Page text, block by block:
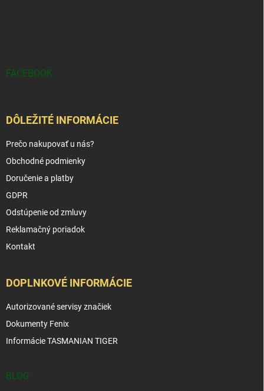
FACEBOOK
DÔLEŽITÉ INFORMÁCIE
Prečo nakupovať u nás?
Obchodné podmienky
Doručenie a platby
GDPR
Odstúpenie od zmluvy
Reklamačný poriadok
Kontakt
DOPLNKOVÉ INFORMÁCIE
Autorizované servisy značiek
Dokumenty Fenix
Informácie TASMANIAN TIGER
BLOG